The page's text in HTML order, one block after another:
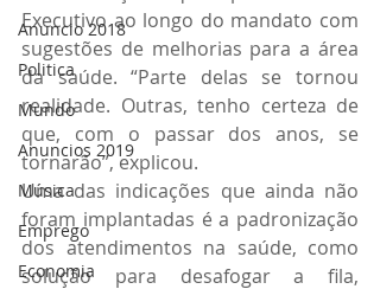
Anuncio 2018
Politica
Mundo
Anuncios 2019
Música
Emprego
Economia
Executivo ao longo do mandato com
sugestões de melhorias para a área
da saúde. “Parte delas se tornou
realidade. Outras, tenho certeza de
que, com o passar dos anos, se
tornarão”, explicou.
Uma das indicações que ainda não
foram implantadas é a padronização
dos atendimentos na saúde, como
solução para desafogar a fila,